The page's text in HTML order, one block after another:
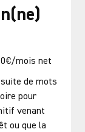
mois net
de mots
pour
venant
ou que la